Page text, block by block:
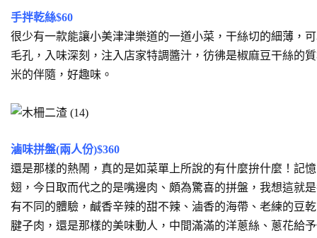
手拌乾絲$60
很少有一款能讓小美津津樂道的一道小菜，干絲切的細薄，
毛孔，入味深刻，注入店家特調醬汁，彷彿是椒麻豆干絲的
米的伴隨，好趣味。
滷味拼盤(兩人份)$360
還是那樣的熱鬧，真的是如菜單上所說的有什麼拚什麼！記
翅，今日取而代之的是嘴邊肉、頗為驚喜的拼盤，我想這就
有不同的體驗，鹹香辛辣的甜不辣、滷香的海帶、老練的豆
腱子肉，還是那樣的美味動人，中間滿滿的洋蔥絲、蔥花給